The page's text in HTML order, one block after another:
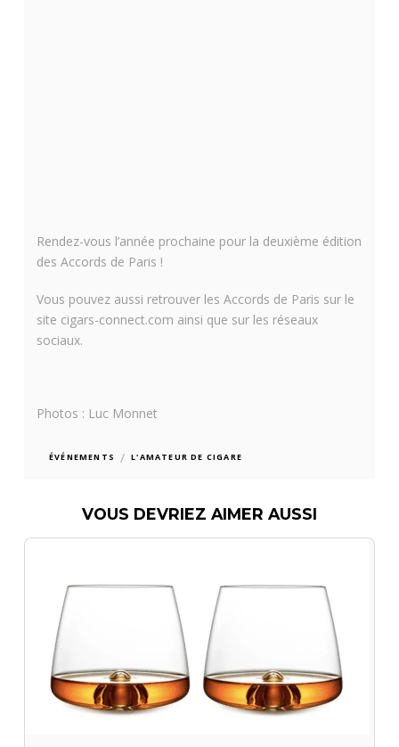
Rendez-vous l’année prochaine pour la deuxième édition
des Accords de Paris !
Vous pouvez aussi retrouver les Accords de Paris sur le
site cigars-connect.com ainsi que sur les réseaux
sociaux.
Photos : Luc Monnet
ÉVÉNEMENTS / L'AMATEUR DE CIGARE
VOUS DEVRIEZ AIMER AUSSI